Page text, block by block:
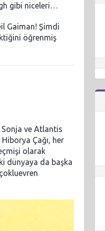
gibi niceleri…
Gaiman! Şimdi
öğrenmiş
Sonja ve Atlantis
Çağı, her
olarak
dünyaya da başka